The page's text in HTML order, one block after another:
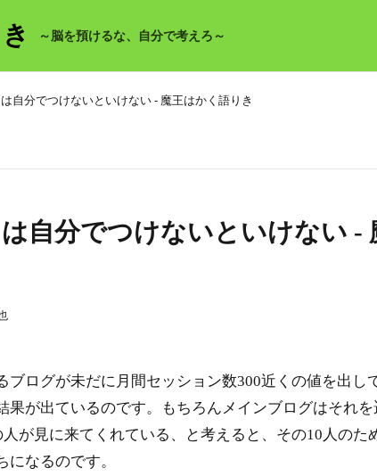
～脳を預けるな、自分で考えろ～
自分でつけないといけない - 魔王はかく語りき
自分でつけないといけない -
ログが未だに月間セッション数300近くの値を出し
果が出ているのです。もちろんメインブログはそれ
が見に来てくれている、と考えると、その10人のた
なるのです。